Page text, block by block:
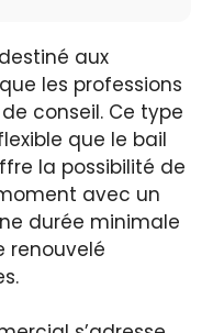
aux
les professions
conseil. Ce type
que le bail
la possibilité de
avec un
durée minimale
renouvelé